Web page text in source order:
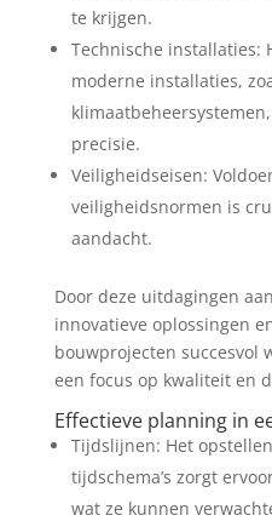
te krijgen.
Technische installaties:
moderne installaties,
precisie.
Veiligheidseisen:
veiligheidsnormen is
aandacht.
Door deze uitdagingen
innovatieve oplossingen
bouwprojecten succesvol
een focus op kwaliteit en
Effectieve planning in
Tijdslijnen: Het
tijdschema’s zorgt
wat ze kunnen